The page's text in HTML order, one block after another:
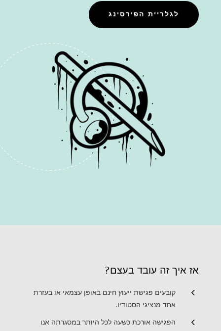
לגלריית הפירסינג
אז איך זה עובד בעצם?
4
קובעים פגישת ייעוץ חינם באופן עצמאי או בעזרת
אחד מנציגי הסטודיו.
4
הפגישה אורכת כשעה לכל היותר במסגרתה אנו